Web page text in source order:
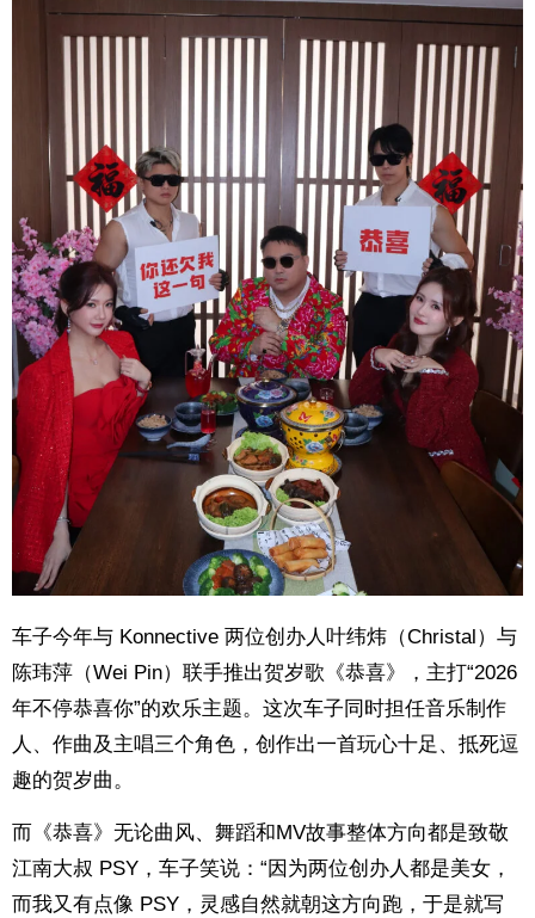
车子今年与 Konnective 两位创办人叶纬炜（Christal）与
陈玮萍（Wei Pin）联手推出贺岁歌《恭喜》，主打“2026
年不停恭喜你”的欢乐主题。这次车子同时担任音乐制作
人、作曲及主唱三个角色，创作出一首玩心十足、抵死逗
趣的贺岁曲。
而《恭喜》无论曲风、舞蹈和MV故事整体方向都是致敬
江南大叔 PSY，车子笑说：“因为两位创办人都是美女，
而我又有点像 PSY，灵感自然就朝这方向跑，于是就写